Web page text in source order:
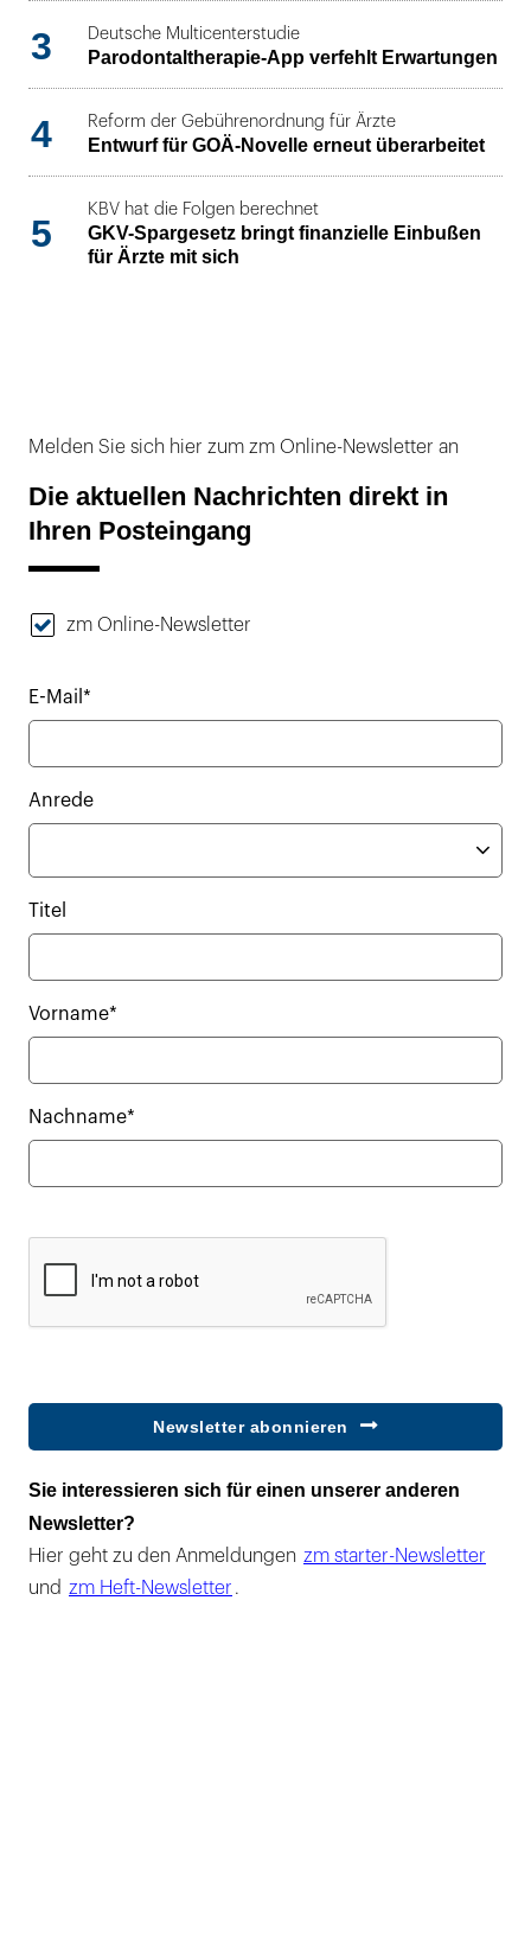
3 Deutsche Multicenterstudie
Parodontaltherapie-App verfehlt Erwartungen
4 Reform der Gebührenordnung für Ärzte
Entwurf für GOÄ-Novelle erneut überarbeitet
5
KBV hat die Folgen berechnet
GKV-Spargesetz bringt finanzielle Einbußen
für Ärzte mit sich
Melden Sie sich hier zum zm Online-Newsletter an
Die aktuellen Nachrichten direkt in
Ihren Posteingang
zm Online-Newsletter
E-Mail*
Anrede
Titel
Vorname*
Nachname*
Newsletter abonnieren
Sie interessieren sich für einen unserer anderen
Newsletter?
Hier geht zu den Anmeldungen zm starter-Newsletter
und zm Heft-Newsletter .